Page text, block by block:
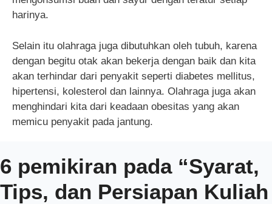
harinya.
Selain itu olahraga juga dibutuhkan oleh tubuh, karena
dengan begitu otak akan bekerja dengan baik dan kita
akan terhindar dari penyakit seperti diabetes mellitus,
hipertensi, kolesterol dan lainnya. Olahraga juga akan
menghindari kita dari keadaan obesitas yang akan
memicu penyakit pada jantung.
6 pemikiran pada “Syarat,
Tips, dan Persiapan Kuliah